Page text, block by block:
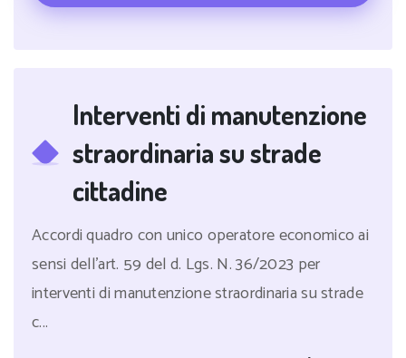
Interventi di manutenzione
straordinaria su strade
cittadine
Accordi quadro con unico operatore economico ai
sensi dell'art. 59 del d. Lgs. N. 36/2023 per
interventi di manutenzione straordinaria su strade
c...